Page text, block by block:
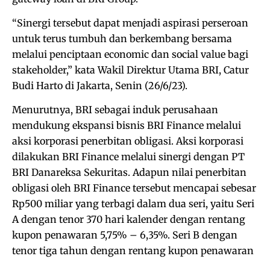
“Sinergi tersebut dapat menjadi aspirasi perseroan
untuk terus tumbuh dan berkembang bersama
melalui penciptaan economic dan social value bagi
stakeholder,” kata Wakil Direktur Utama BRI, Catur
Budi Harto di Jakarta, Senin (26/6/23).
Menurutnya, BRI sebagai induk perusahaan
mendukung ekspansi bisnis BRI Finance melalui
aksi korporasi penerbitan obligasi. Aksi korporasi
dilakukan BRI Finance melalui sinergi dengan PT
BRI Danareksa Sekuritas. Adapun nilai penerbitan
obligasi oleh BRI Finance tersebut mencapai sebesar
Rp500 miliar yang terbagi dalam dua seri, yaitu Seri
A dengan tenor 370 hari kalender dengan rentang
kupon penawaran 5,75% – 6,35%. Seri B dengan
tenor tiga tahun dengan rentang kupon penawaran